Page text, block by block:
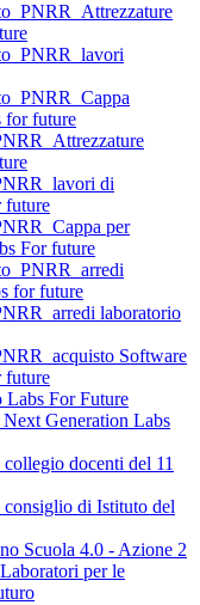
for future
di
future
per
For future
for future
laboratorio
Software
future
For Future
Generation Labs
docenti del 11
consiglio di Istituto del
Scuola 4.0 - Azione 2
per le